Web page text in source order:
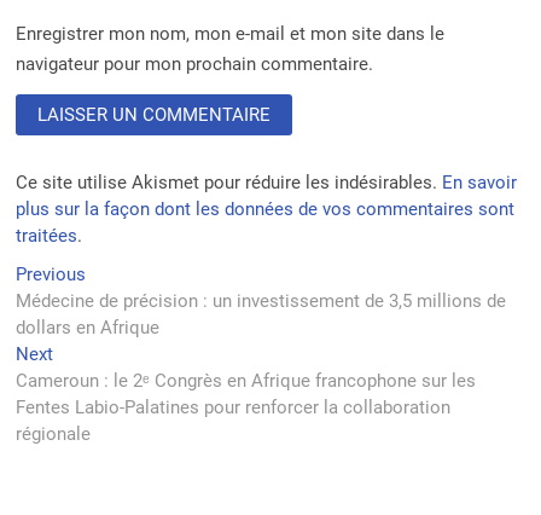
Enregistrer mon nom, mon e-mail et mon site dans le
navigateur pour mon prochain commentaire.
Ce site utilise Akismet pour réduire les indésirables. En savoir
plus sur la façon dont les données de vos commentaires sont
traitées.
Navigation
de
l’article
Previous
post:
Médecine de précision : un investissement de 3,5 millions de
dollars en Afrique
NextNext
post:
Cameroun : le 2ᵉ Congrès en Afrique francophone sur les
Fentes Labio-Palatines pour renforcer la collaboration
régionale